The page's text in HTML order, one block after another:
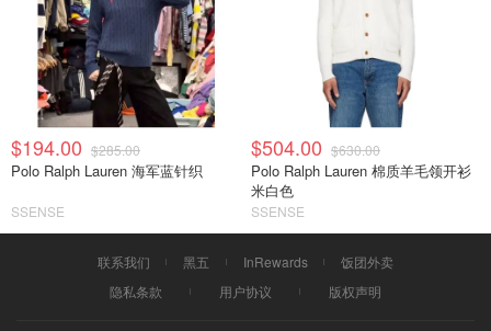
$194.00 $285.00
Polo Ralph Lauren 海军蓝针织
SSENSE
$504.00 $630.00
Polo Ralph Lauren 棉质羊毛领开衫
米白色
SSENSE
联系我们 黑五 InRewards
饭团外卖
隐私条款
用户协议 版权声明